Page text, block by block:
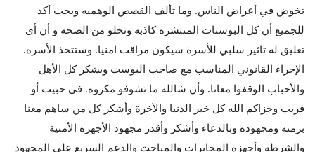
تخوض في أعراض الناس. وما تألف القصص الوهميه وبحب أكد
للجميع أن كل البوستات المنتشره كاذبه وتخلو من الصحه و أن أي
تعليق له تاثير سلبي للأسرة سيكون مراقب امنيا. وستتخذ الأسره.
الإجراء القانوني المناسب مع صاحب البوست وبشكر كل الأهل
والأحباب الوقفوا معانا. وأن شالله ما تشوفو مكروه. في حبيب أو
قريب وجزاكم الله كل خير الدنيا والآخرة وأشكر كل من ساهم معنا
بزمنه ومجهوده وبالدعاء وأشكر وأقدر مجهود الأجهزه الأمنية
والشرطه وأجهزة المخابرات والمباحث والدعم السريع على المجهود